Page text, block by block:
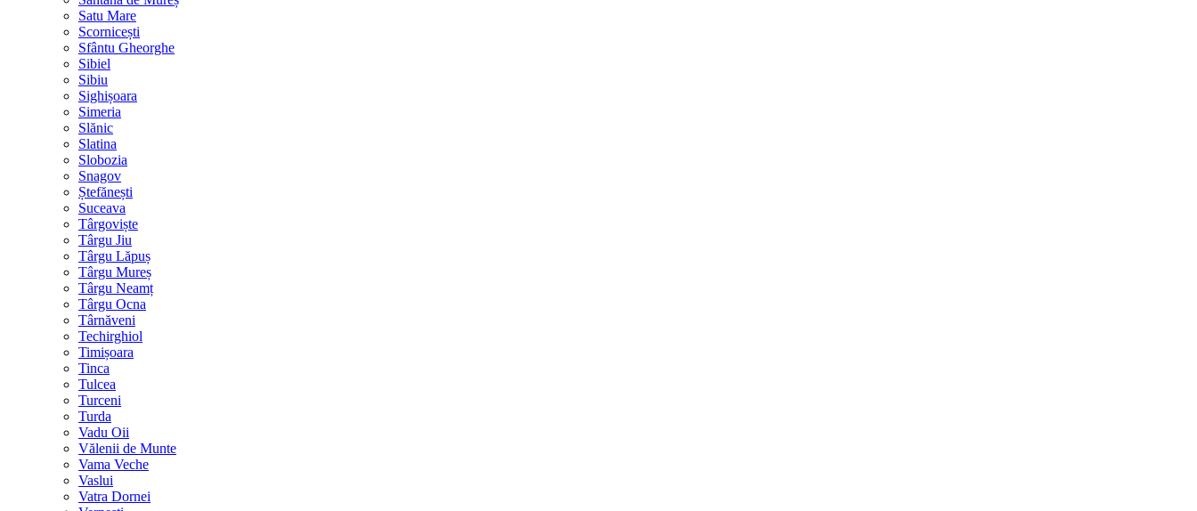
Satu Mare
Scornicești
Sfântu Gheorghe
Sibiel
Sibiu
Sighișoara
Simeria
Slănic
Slatina
Slobozia
Snagov
Ștefănești
Suceava
Târgoviște
Târgu Jiu
Târgu Lăpuș
Târgu Mureș
Târgu Neamț
Târgu Ocna
Târnăveni
Techirghiol
Timișoara
Tinca
Tulcea
Turceni
Turda
Vadu Oii
Vălenii de Munte
Vama Veche
Vaslui
Vatra Dornei